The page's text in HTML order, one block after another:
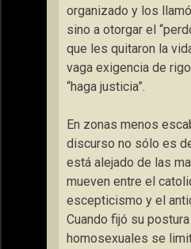
organizado y los
sino a otorgar el
que les quitaron la
vaga exigencia de
“haga justicia”.
En zonas menos
discurso no sólo es
está alejado de las
mueven entre el
escepticismo y el
Cuando fijó su
homosexuales se